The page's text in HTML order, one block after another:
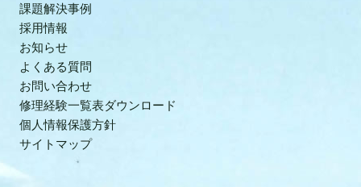
課題解決事例
採用情報
お知らせ
よくある質問
お問い合わせ
修理経験一覧表ダウンロード
個人情報保護方針
サイトマップ